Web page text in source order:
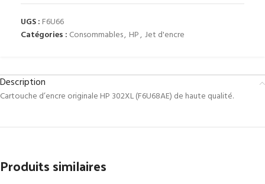
UGS : F6U66
Catégories : Consommables, HP, Jet d'encre
Description
Cartouche d’encre originale HP 302XL (F6U68AE) de haute qualité.
Produits similaires